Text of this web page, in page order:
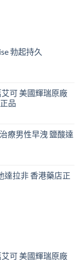
勃起持久
可 美國輝瑞原廠
品
療男性早洩 鹽酸達
達拉非 香港藥店正
可 美國輝瑞原廠